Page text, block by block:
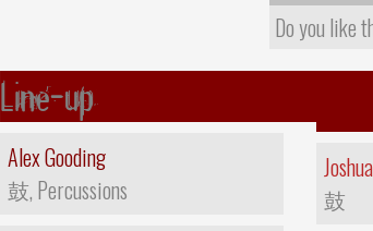
Do you like
Line-up
Alex Gooding
鼓, Percussions
鼓